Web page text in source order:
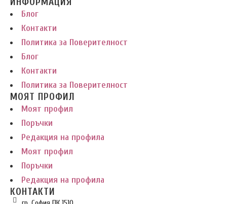
ИНФОРМАЦИЯ
Блог
Контакти
Политика за Поверителност
Блог
Контакти
Политика за Поверителност
МОЯТ ПРОФИЛ
Моят профил
Поръчки
Редакция на профила
Моят профил
Поръчки
Редакция на профила
КОНТАКТИ